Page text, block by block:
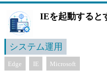
IEを起動すると
システム運用
Edge IE Microsoft